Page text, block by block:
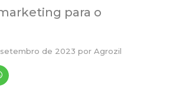
para o
de 2023 por Agrozil